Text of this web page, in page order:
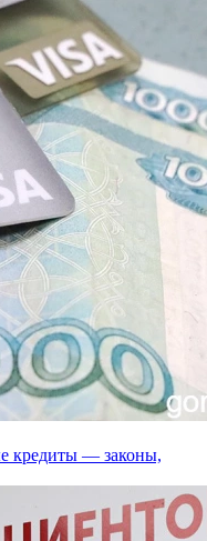
кредиты — законы,